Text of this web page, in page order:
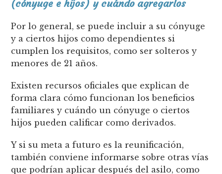
(cónyuge e hijos) y cuándo agregarlos
Por lo general, se puede incluir a su cónyuge
y a ciertos hijos como dependientes si
cumplen los requisitos, como ser solteros y
menores de 21 años.
Existen recursos oficiales que explican de
forma clara cómo funcionan los beneficios
familiares y cuándo un cónyuge o ciertos
hijos pueden calificar como derivados.
Y si su meta a futuro es la reunificación,
también conviene informarse sobre otras vías
que podrían aplicar después del asilo, como